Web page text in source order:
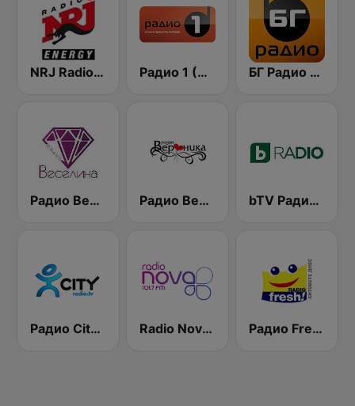
NRJ Radio ENERGY Радио 1 (Radio 1) БГ Радио 91.9 ( BG Radio )
Радио Веселина 99.1 FM Радио Вероника 96.7 (Radio Veronika) bTV Радио (BTV Radio)
Радио City 99.7 FM Radio Nova 101.7 FM Радио Fresh! 100.3 FM